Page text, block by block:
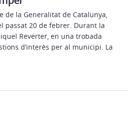
de la Generalitat de Catalunya,
passat 20 de febrer. Durant la
Reverter, en una trobada
d’interès per al municipi. La